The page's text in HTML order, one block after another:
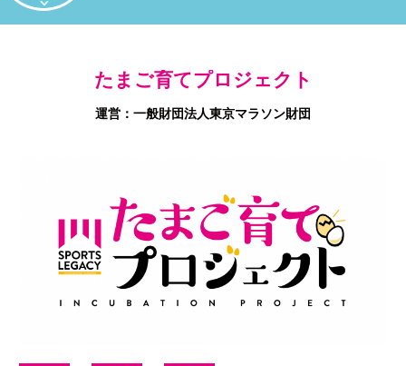
たまご育てプロジェクト
運営：一般財団法人東京マラソン財団